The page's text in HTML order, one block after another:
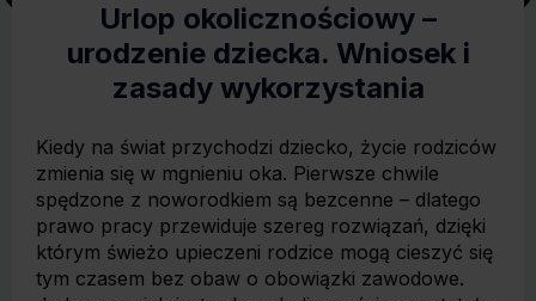
Urlop okolicznościowy –
urodzenie dziecka. Wniosek i
zasady wykorzystania
Kiedy na świat przychodzi dziecko, życie rodziców
zmienia się w mgnieniu oka. Pierwsze chwile
spędzone z noworodkiem są bezcenne – dlatego
prawo pracy przewiduje szereg rozwiązań, dzięki
którym świeżo upieczeni rodzice mogą cieszyć się
tym czasem bez obaw o obowiązki zawodowe.